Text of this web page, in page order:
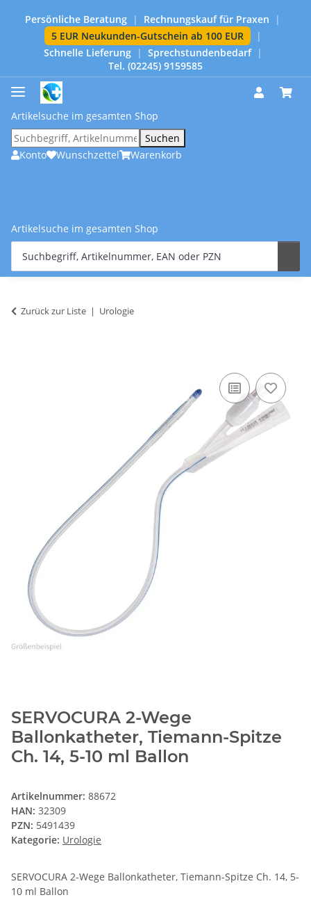
Persönliche Beratung | Rechnungskauf für Praxen
|
5 EUR Neukunden-Gutschein ab 100 EUR
|
Schnelle Lieferung
| Sprechstundenbedarf
|
Tel. (02245) 9159585
Artikelsuche im gesamten Shop
Suchen
Konto
Wunschzettel Warenkorb
Artikelsuche im gesamten Shop
Zurück zur Liste Urologie
SERVOCURA 2-Wege
Ballonkatheter, Tiemann-Spitze
Ch. 14, 5-10 ml Ballon
Artikelnummer: 88672
HAN: 32309
PZN: 5491439
Kategorie: Urologie
SERVOCURA 2-Wege Ballonkatheter, Tiemann-Spitze Ch. 14, 5-
10 ml Ballon